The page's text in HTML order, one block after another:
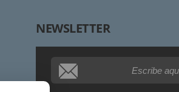
NEWSLETTER
Información adicional: